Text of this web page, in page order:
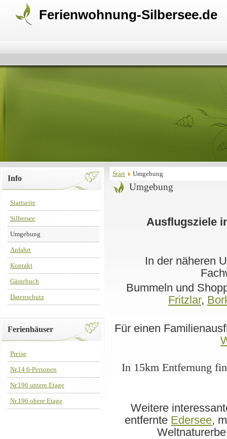
Ferienwohnung-Silbersee.de
Info
Startseite
Silbersee
Umgebung
Anfahrt
Kontakt
Gästebuch
Datenschutz
Ferienhäuser
Preise
Nr.14 6-Personen
Nr.196 untere Etage
Nr.196 obere Etage
Start Umgebung
Umgebung
Ausflugsziele
In der näheren
Bummeln und
Fritzlar,
Für einen
In 15km Entfernung
Weitere
entfernte Edersee,